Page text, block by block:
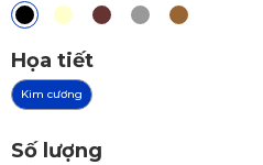
Họa tiết
Kim cương
Số lượng